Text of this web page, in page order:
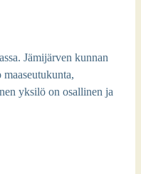
Jämijärven kunnan
yksilö on osallinen ja